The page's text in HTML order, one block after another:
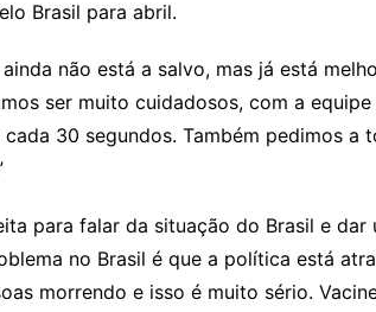
Brasil para abril.
ainda não está a salvo, mas já está
ser muito cuidadosos, com a
cada 30 segundos. Também pedimos
para falar da situação do Brasil e dar
no Brasil é que a política está
morrendo e isso é muito sério.